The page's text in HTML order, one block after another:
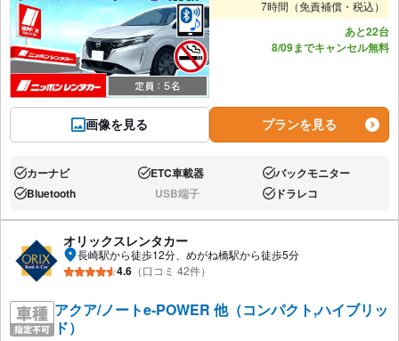
画像を見る
7時間（免責補償・税込）
あと22台
8/09までキャンセル無料
プランを見る
あり:カーナビ あり:ETC車載器 あり:バックモニター
あり:Bluetooth なし:USB端子 あり:ドラレコ
オリックスレンタカー
長崎駅から徒歩12分、めがね橋駅から徒歩5分
4.6 （口コミ 42件）
アクア/ノートe-POWER 他（コンパクト,ハイブリッ
ド）